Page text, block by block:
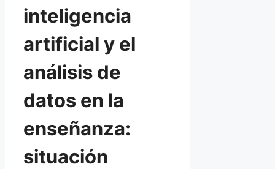
inteligencia
artificial y el
análisis de
datos en la
enseñanza:
situación